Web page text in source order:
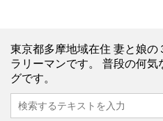
東京都多摩地域在住 妻と娘の
ラリーマンです。 普段の何気
グです。